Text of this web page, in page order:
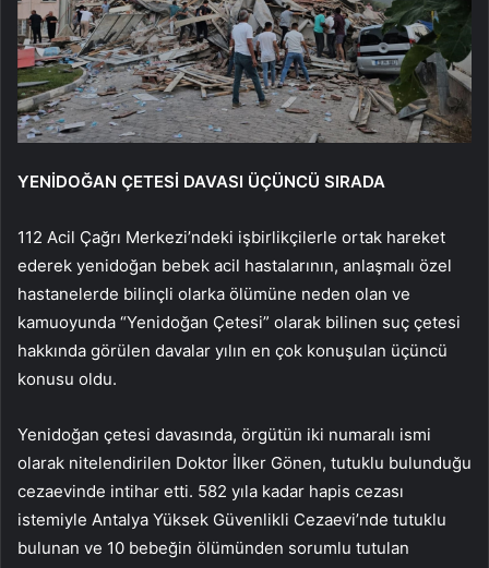
YENİDOĞAN ÇETESİ DAVASI ÜÇÜNCÜ SIRADA
112 Acil Çağrı Merkezi’ndeki işbirlikçilerle ortak hareket
ederek yenidoğan bebek acil hastalarının, anlaşmalı özel
hastanelerde bilinçli olarka ölümüne neden olan ve
kamuoyunda “Yenidoğan Çetesi” olarak bilinen suç çetesi
hakkında görülen davalar yılın en çok konuşulan üçüncü
konusu oldu.
Yenidoğan çetesi davasında, örgütün iki numaralı ismi
olarak nitelendirilen Doktor İlker Gönen, tutuklu bulunduğu
cezaevinde intihar etti. 582 yıla kadar hapis cezası
istemiyle Antalya Yüksek Güvenlikli Cezaevi’nde tutuklu
bulunan ve 10 bebeğin ölümünden sorumlu tutulan